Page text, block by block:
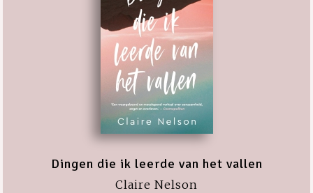
Dingen die ik leerde van het vallen
Claire Nelson